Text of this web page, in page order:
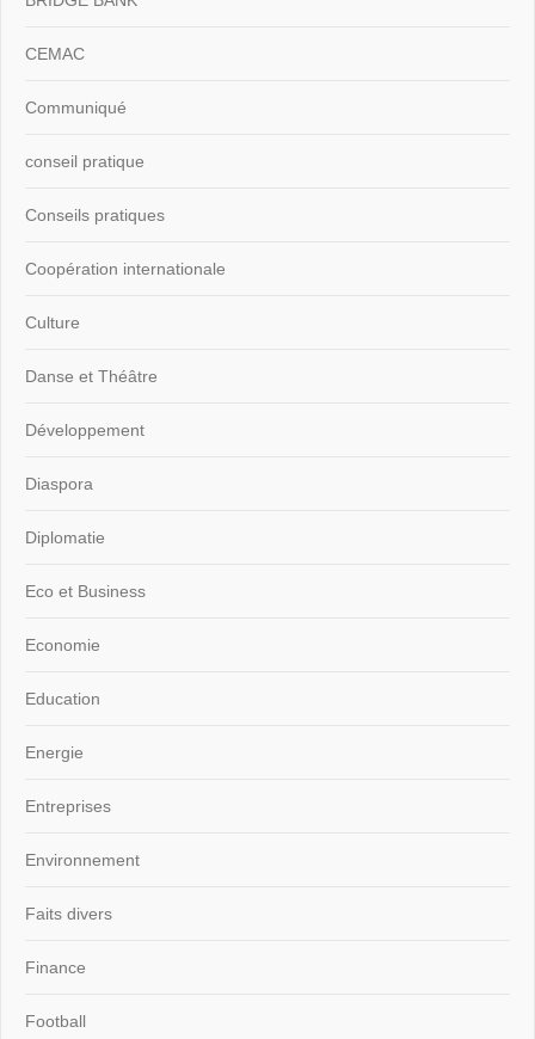
CEMAC
Communiqué
conseil pratique
Conseils pratiques
Coopération internationale
Culture
Danse et Théâtre
Développement
Diaspora
Diplomatie
Eco et Business
Economie
Education
Energie
Entreprises
Environnement
Faits divers
Finance
Football